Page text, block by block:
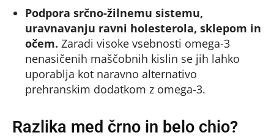
Podpora srčno-žilnemu sistemu,
uravnavanju ravni holesterola, sklepom in
očem. Zaradi visoke vsebnosti omega-3
nenasičenih maščobnih kislin se jih lahko
uporablja kot naravno alternativo
prehranskim dodatkom z omega-3.
Razlika med črno in belo chio?